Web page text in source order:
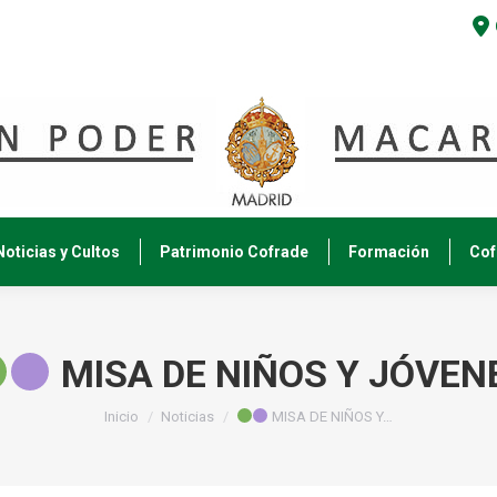
y Cultos Patrimonio Cofrade Formación
MISA DE NIÑOS Y
Estás aquí:
Inicio Noticias MISA DE NIÑOS Y…